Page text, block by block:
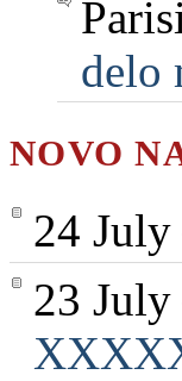
delo
NOVO
24 July
23 July